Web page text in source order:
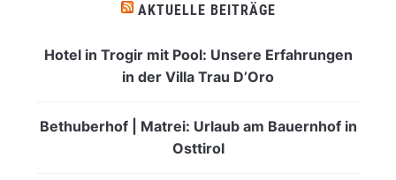
AKTUELLE BEITRÄGE
Hotel in Trogir mit Pool: Unsere Erfahrungen
in der Villa Trau D’Oro
Bethuberhof | Matrei: Urlaub am Bauernhof in
Osttirol